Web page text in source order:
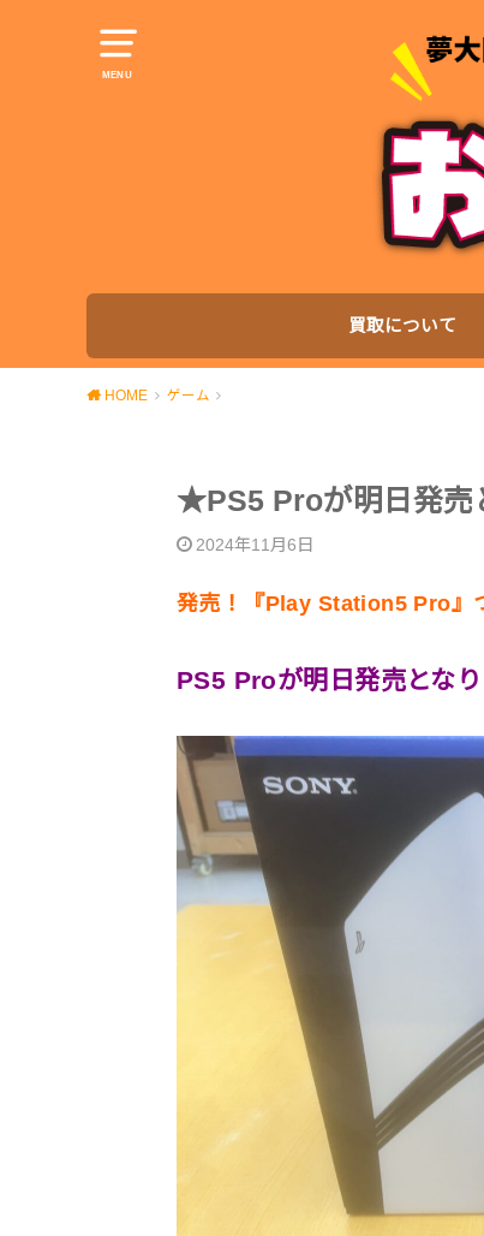
MENU
買取について
HOME ゲーム
★PS5 Proが明日発売
2024年11月6日
発売！『Play Station5 Pro』
PS5 Proが明日発売となり